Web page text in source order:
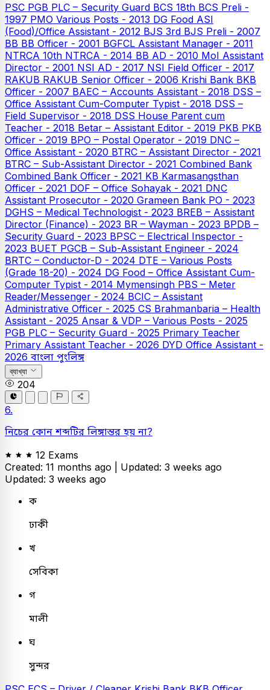
PSC PGB PLC – Security Guard BCS 18th BCS Preli -
1997 PMO Various Posts - 2013 DG Food ASI
(Food)/Office Assistant - 2012 BJS 3rd BJS Preli - 2007
BB BB Officer - 2001 BGFCL Assistant Manager - 2011
NTRCA 10th NTRCA - 2014 BB AD - 2010 MoI Assistant
Director - 2001 NSI AD - 2017 NSI Field Officer - 2017
RAKUB RAKUB Senior Officer - 2006 Krishi Bank BKB
Officer - 2007 BAEC – Accounts Assistant - 2018 DSS –
Office Assistant Cum-Computer Typist - 2018 DSS –
Field Supervisor - 2018 DSS House Parent cum
Teacher - 2018 Betar – Assistant Editor - 2019 PKB PKB
Officer - 2019 BPO – Postal Operator - 2019 DNC –
Office Assistant - 2020 BTRC – Assistant Director - 2021
BTRC – Sub-Assistant Director - 2021 Combined Bank
Combined Bank Officer - 2021 KB Karmasangsthan
Officer - 2021 DOF – Office Sohayak - 2021 DNC
Assistant Prosecutor - 2020 Grameen Bank PO - 2023
DGHS – Medical Technologist - 2023 BREB – Assistant
Director (Finance) - 2023 BR – Wayman - 2023 BPDB –
Security Guard - 2023 BPSC – Electrical Inspector -
2023 BUET PGCB – Sub-Assistant Engineer - 2024
BRTC – Conductor-D - 2024 DTE – Various Posts
(Grade 18-20) - 2024 DG Food – Office Assistant Cum-
Computer Typist - 2014 Mymensingh PBS – Meter
Reader/Messenger - 2024 BCIC – Assistant
Administrative Officer - 2025 CS Brahmanbaria – Health
Assistant - 2025 Ansar & VDP – Various Posts - 2025
PGB PLC – Security Guard - 2025 Primary Teacher
Primary Assistant Teacher - 2026 DYD Office Assistant -
2026 বাংলা পুংলিঙ্গ
ব্যাখ্যা
204
6.
নিচের কোন শব্দটির লিঙ্গান্তর হয় না?
12 Exams
Created: 11 months ago | Updated: 3 weeks ago
Updated: 3 weeks ago
ক
ঢাকী
খ
সেবিকা
গ
মালী
ঘ
সুন্দর